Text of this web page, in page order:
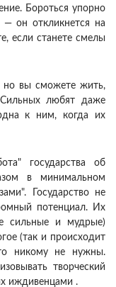
Бороться упорно
он откликнется на
если станете смелы
но вы сможете жить,
любят даже
к ним, когда их
государства об
в минимальном
Государство не
потенциал. Их
сильные и мудрые)
(так и происходит
никому не нужны.
творческий
иждивенцами .